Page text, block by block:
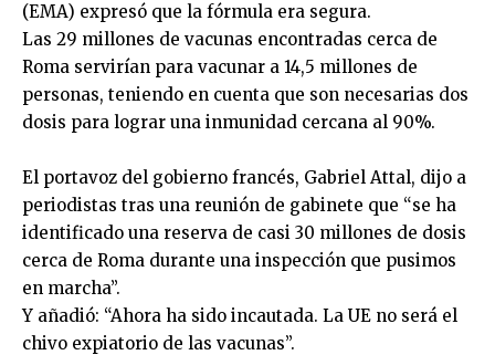
(EMA) expresó que la fórmula era segura.
Las 29 millones de vacunas encontradas cerca de
Roma servirían para vacunar a 14,5 millones de
personas, teniendo en cuenta que son necesarias dos
dosis para lograr una inmunidad cercana al 90%.
El portavoz del gobierno francés, Gabriel Attal, dijo a
periodistas tras una reunión de gabinete que “se ha
identificado una reserva de casi 30 millones de dosis
cerca de Roma durante una inspección que pusimos
en marcha”.
Y añadió: “Ahora ha sido incautada. La UE no será el
chivo expiatorio de las vacunas”.